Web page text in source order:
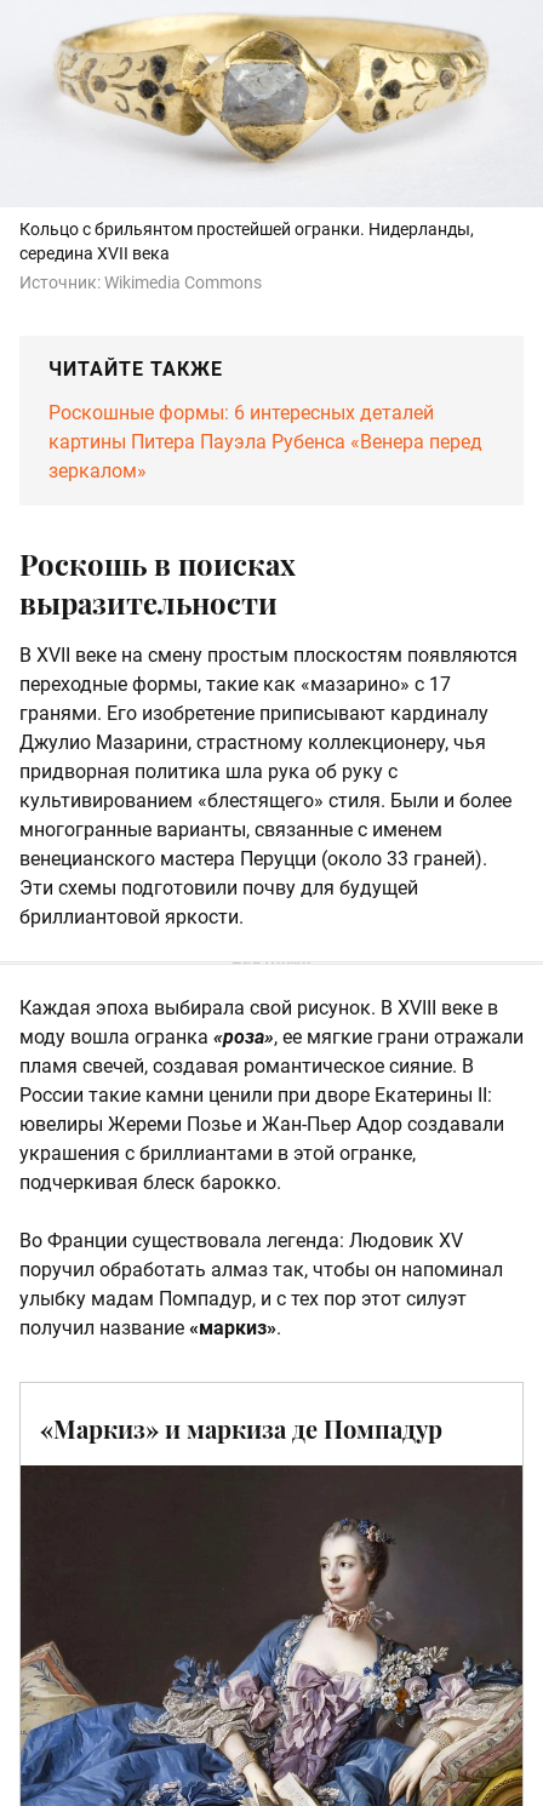
Кольцо с брильянтом простейшей огранки. Нидерланды,
середина XVII века
Источник:Wikimedia Commons
ЧИТАЙТЕ ТАКЖЕ
Роскошные формы: 6 интересных деталей
картины Питера Пауэла Рубенса «Венера перед
зеркалом»
Роскошь в поисках
выразительности
В XVII веке на смену простым плоскостям появляются
переходные формы, такие как «мазарино» с 17
гранями. Его изобретение приписывают кардиналу
Джулио Мазарини, страстному коллекционеру, чья
придворная политика шла рука об руку с
культивированием «блестящего» стиля. Были и более
многогранные варианты, связанные с именем
венецианского мастера Перуцци (около 33 граней).
Эти схемы подготовили почву для будущей
бриллиантовой яркости.
Каждая эпоха выбирала свой рисунок. В XVIII веке в
моду вошла огранка «роза», ее мягкие грани отражали
пламя свечей, создавая романтическое сияние. В
России такие камни ценили при дворе Екатерины II:
ювелиры Жереми Позье и Жан-Пьер Адор создавали
украшения с бриллиантами в этой огранке,
подчеркивая блеск барокко.
Во Франции существовала легенда: Людовик XV
поручил обработать алмаз так, чтобы он напоминал
улыбку мадам Помпадур, и с тех пор этот силуэт
получил название «маркиз».
«Маркиз» и маркиза де Помпадур